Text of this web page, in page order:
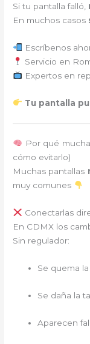
Si tu pantalla falló,
En muchos casos
Escríbenos
Servicio en
Expertos en
Tu pantalla
Por qué
cómo evitarlo)
Muchas pantallas
muy comunes
Conectarlas
En CDMX los
Sin regulador:
Se quema
Se daña la
Aparecen